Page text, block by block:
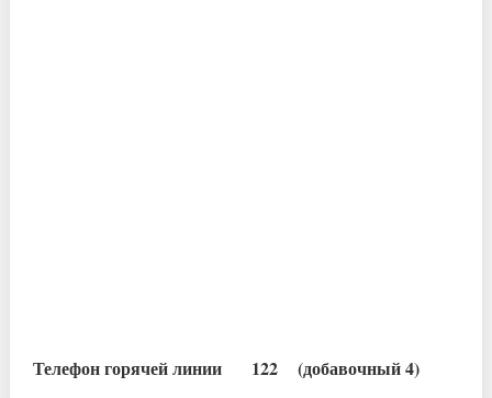
Телефон горячей линии 122 (добавочный 4)